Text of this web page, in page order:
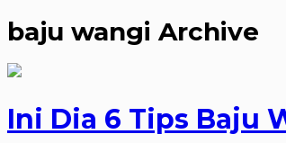
baju wangi Archive
Ini Dia 6 Tips Baju